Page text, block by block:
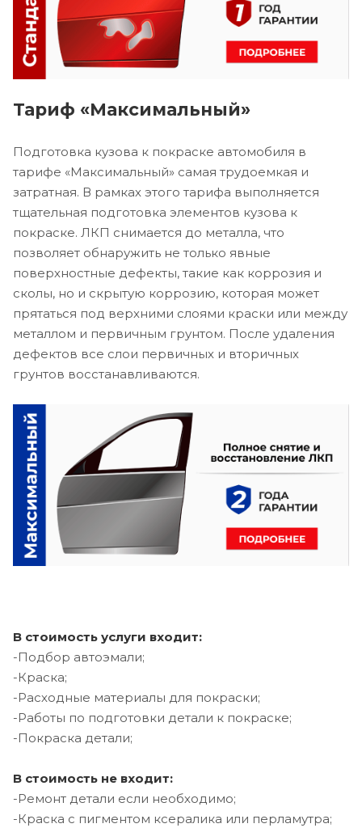
Тариф «Максимальный»
Подготовка кузова к покраске автомобиля в
тарифе «Максимальный» самая трудоемкая и
затратная. В рамках этого тарифа выполняется
тщательная подготовка элементов кузова к
покраске. ЛКП снимается до металла, что
позволяет обнаружить не только явные
поверхностные дефекты, такие как коррозия и
сколы, но и скрытую коррозию, которая может
прятаться под верхними слоями краски или между
металлом и первичным грунтом. После удаления
дефектов все слои первичных и вторичных
грунтов восстанавливаются.
В стоимость услуги входит:
-Подбор автоэмали;
-Краска;
-Расходные материалы для покраски;
-Работы по подготовки детали к покраске;
-Покраска детали;
В стоимость не входит:
-Ремонт детали если необходимо;
-Краска с пигментом ксералика или перламутра;